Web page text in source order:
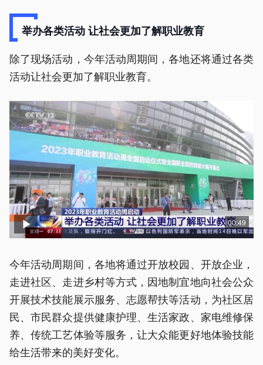
举办各类活动 让社会更加了解职业教育
除了现场活动，今年活动周期间，各地还将通过各类
活动让社会更加了解职业教育。
00:49
今年活动周期间，各地将通过开放校园、开放企业，
走进社区、走进乡村等方式，因地制宜地向社会公众
开展技术技能展示服务、志愿帮扶等活动，为社区居
民、市民群众提供健康护理、生活家政、家电维修保
养、传统工艺体验等服务，让大众能更好地体验技能
给生活带来的美好变化。